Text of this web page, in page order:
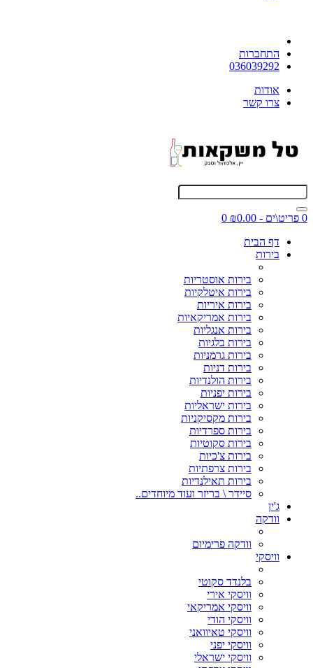
התחברות
036039292
אודות
צרו קשר
0 פריט\ים - ₪0.00
0
דף הבית
בירות
בירות אוסטריות
בירות איטלקיות
בירות איריות
בירות אמריקאיות
בירות אנגליות
בירות בלגיות
בירות גרמניות
בירות דניות
בירות הולנדיות
בירות יפניות
בירות ישראליות
בירות מקסיקניות
בירות ספרדיות
בירות סקוטיות
בירות צ'כיות
בירות צרפתיות
בירות תאילנדיות
סיידר \ בריזר ועוד מיוחדים..
ג'ין
וודקה
וודקה פרימיום
וויסקי
בלנדד סקוטי
וויסקי אירי
וויסקי אמריקאי
וויסקי הודי
וויסקי טאיוואני
וויסקי יפני
וויסקי ישראלי